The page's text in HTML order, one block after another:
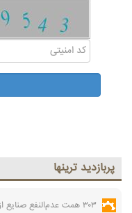
پربازديد ترينها
۳۰۳ همت عدم‌النفع صنایع از ناترازی‌ها